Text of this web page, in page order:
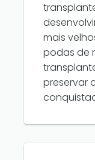
mais
podas de
preservar